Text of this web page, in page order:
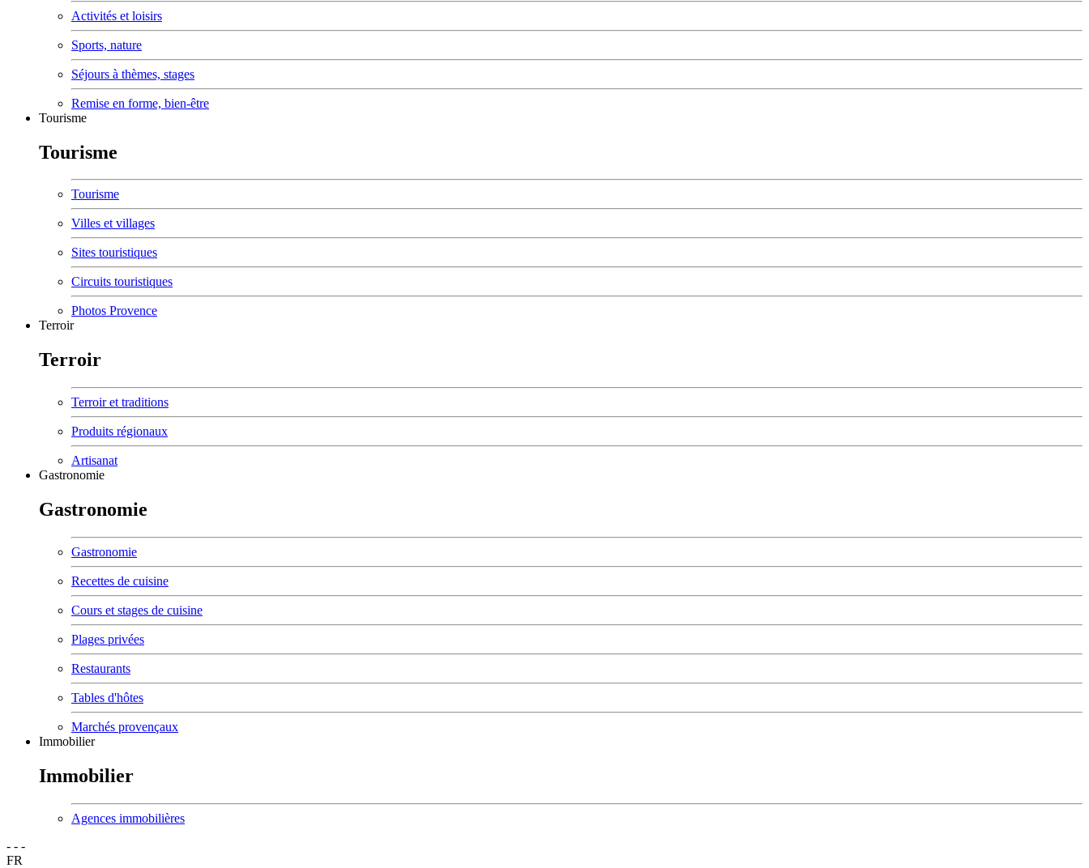
Activités et loisirs
Sports, nature
Séjours à thèmes, stages
Remise en forme, bien-être
Tourisme
Tourisme
Tourisme
Villes et villages
Sites touristiques
Circuits touristiques
Photos Provence
Terroir
Terroir
Terroir et traditions
Produits régionaux
Artisanat
Gastronomie
Gastronomie
Gastronomie
Recettes de cuisine
Cours et stages de cuisine
Plages privées
Restaurants
Tables d'hôtes
Marchés provençaux
Immobilier
Immobilier
Agences immobilières
- - -
FR